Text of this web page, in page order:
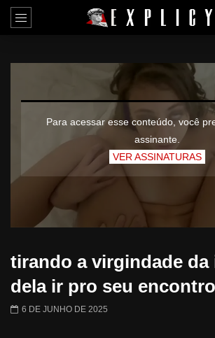
Para acessar esse conteúdo, você
assinante.
VER ASSINATURAS
tirando a virgindade da
dela ir pro seu encontro
6 DE JUNHO DE 2025